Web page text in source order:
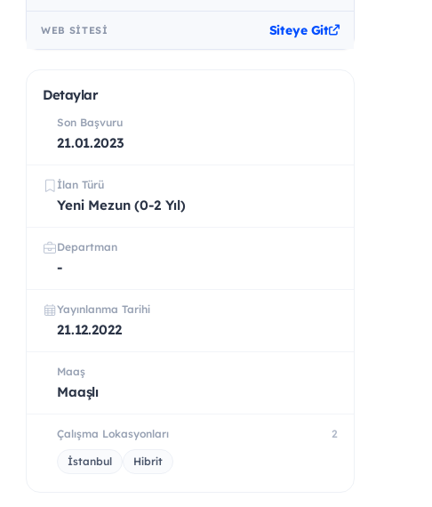
WEB SITESI Siteye Git
Detaylar
Son Başvuru
21.01.2023
İlan Türü
Yeni Mezun (0-2 Yıl)
Departman
-
Yayınlanma Tarihi
21.12.2022
Maaş
Maaşlı
Çalışma Lokasyonları 2
İstanbul Hibrit